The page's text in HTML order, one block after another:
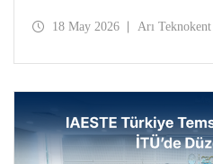
18 May 2026 Arı Teknokent